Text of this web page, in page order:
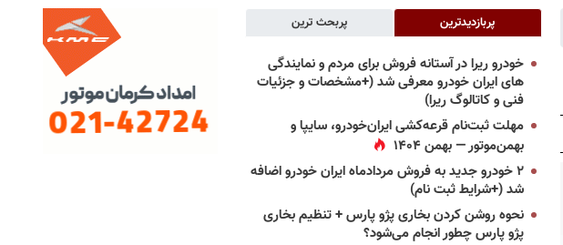
پربازدیدترین پربحث ترین
خودرو ریرا در آستانه فروش برای مردم و نمایندگی
های ایران خودرو معرفی شد (+مشخصات و جزئیات
فنی و کاتالوگ ریرا)
مهلت ثبت‌نام قرعه‌کشی ایران‌خودرو، سایپا و
بهمن‌موتور — بهمن ۱۴۰۴
۲ خودرو جدید به فروش مردادماه ایران خودرو اضافه
شد (+شرایط ثبت نام)
نحوه روشن کردن بخاری پژو پارس + تنظیم بخاری
پژو پارس چطور انجام می‌شود؟